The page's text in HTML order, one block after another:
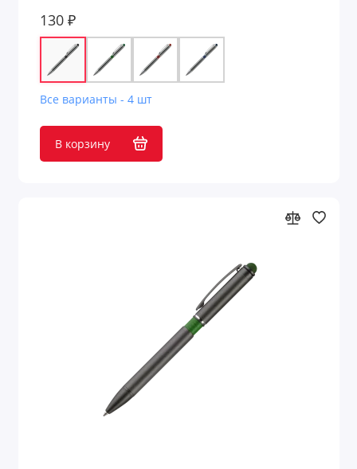
Пеналы
Планинги
Ручки
Скетчбуки
130 ₽
Все варианты - 4 шт
В корзину